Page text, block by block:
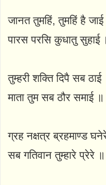
जानत तुमहिं, तुमहिं है जाई
पारस परसि कुधातु
तुम्हरी शक्ति दिपै सब ठाई
माता तुम सब ठौर समाई ॥
ग्रह नक्षत्र ब्रहमाण्ड
सब गतिवान तुम्हारे प्रेरे ॥